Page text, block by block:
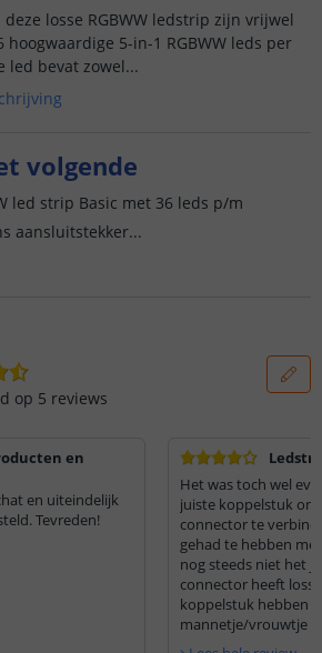
losse RGBWW ledstrip zijn vrijwel
hoogwaardige 5-in-1 RGBWW leds per
led bevat zowel...
volgende
led strip Basic met 36 leds p/m
aansluitstekker...
op 5 reviews
en
en uiteindelijk
Tevreden!
Het was toch wel
juiste koppelstuk
connector te
gehad te hebben
nog steeds niet het
connector heeft
koppelstuk hebben
mannetje/vrouwtje